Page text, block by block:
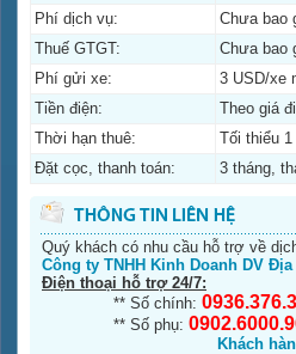
Phí dịch vụ:
Chưa bao
Thuế GTGT:
Chưa bao
Phí gửi xe:
3 USD/xe
Tiền điện:
Theo giá
Thời hạn thuê:
Tối thiểu 1
Đặt cọc, thanh toán:
3 tháng,
Quý khách có nhu cầu hỗ trợ về
Công ty TNHH Kinh Doanh DV
Điện thoại hỗ trợ 24/7:
** Số chính:
** Số phụ:
Khách